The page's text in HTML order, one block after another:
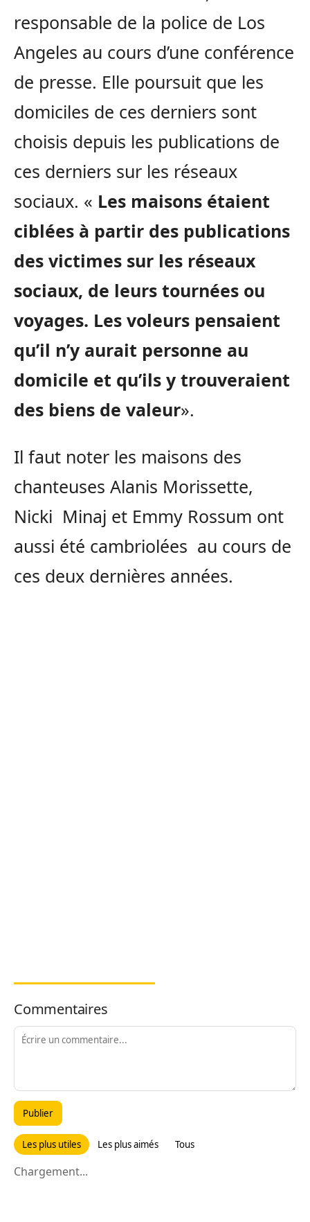
responsable de la police de Los
Angeles au cours d’une conférence
de presse. Elle poursuit que les
domiciles de ces derniers sont
choisis depuis les publications de
ces derniers sur les réseaux
sociaux. « Les maisons étaient
ciblées à partir des publications
des victimes sur les réseaux
sociaux, de leurs tournées ou
voyages. Les voleurs pensaient
qu’il n’y aurait personne au
domicile et qu’ils y trouveraient
des biens de valeur».
Il faut noter les maisons des
chanteuses Alanis Morissette,
Nicki Minaj et Emmy Rossum ont
aussi été cambriolées au cours de
ces deux dernières années.
Commentaires
Publier
Les plus utiles Les plus aimés Tous
Chargement...